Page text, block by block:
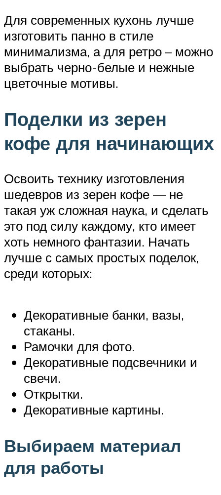
Для современных кухонь лучше
изготовить панно в стиле
минимализма, а для ретро – можно
выбрать черно-белые и нежные
цветочные мотивы.
Поделки из зерен
кофе для начинающих
Освоить технику изготовления
шедевров из зерен кофе — не
такая уж сложная наука, и сделать
это под силу каждому, кто имеет
хоть немного фантазии. Начать
лучше с самых простых поделок,
среди которых:
Декоративные банки, вазы,
стаканы.
Рамочки для фото.
Декоративные подсвечники и
свечи.
Открытки.
Декоративные картины.
Выбираем материал
для работы